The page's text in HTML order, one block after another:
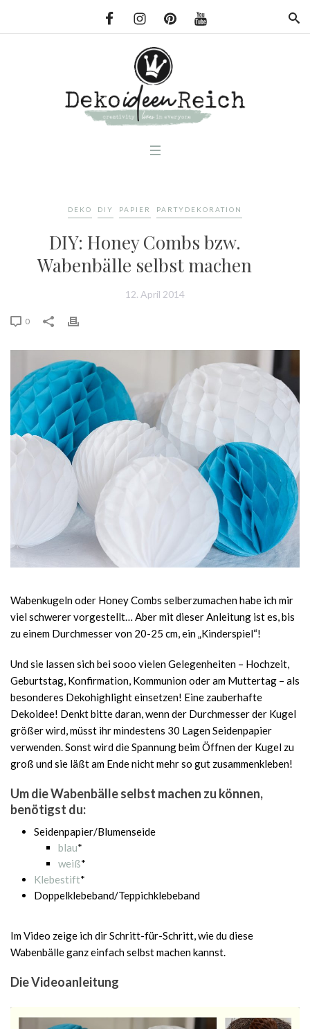
DEKO DIY PAPIER PARTYDEKORATION
DIY: Honey Combs bzw.
Wabenbälle selbst machen
12. April 2014
0
Wabenkugeln oder Honey Combs selberzumachen habe ich mir
viel schwerer vorgestellt… Aber mit dieser Anleitung ist es, bis
zu einem Durchmesser von 20-25 cm, ein „Kinderspiel“!
Und sie lassen sich bei sooo vielen Gelegenheiten – Hochzeit,
Geburtstag, Konfirmation, Kommunion oder am Muttertag – als
besonderes Dekohighlight einsetzen! Eine zauberhafte
Dekoidee! Denkt bitte daran, wenn der Durchmesser der Kugel
größer wird, müsst ihr mindestens 30 Lagen Seidenpapier
verwenden. Sonst wird die Spannung beim Öffnen der Kugel zu
groß und sie läßt am Ende nicht mehr so gut zusammenkleben!
Um die Wabenbälle selbst machen zu können,
benötigst du:
Seidenpapier/Blumenseide
blau*
weiß*
Klebestift*
Doppelklebeband/Teppichklebeband
Im Video zeige ich dir Schritt-für-Schritt, wie du diese
Wabenbälle ganz einfach selbst machen kannst.
Die Videoanleitung